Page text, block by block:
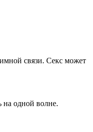
связи. Секс может
одной волне.